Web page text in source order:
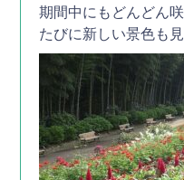
期間中にもどんどん
たびに新しい景色も